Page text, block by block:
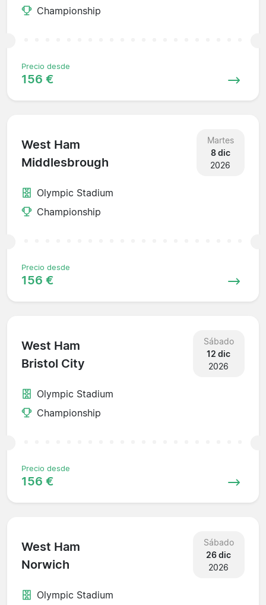
Championship
Precio desde
156 €
West Ham
Middlesbrough
Martes
8 dic
2026
Olympic Stadium
Championship
Precio desde
156 €
West Ham
Bristol City
Sábado
12 dic
2026
Olympic Stadium
Championship
Precio desde
156 €
West Ham
Norwich
Sábado
26 dic
2026
Olympic Stadium